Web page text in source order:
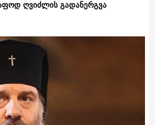
ღვიძლის გადანერგვა